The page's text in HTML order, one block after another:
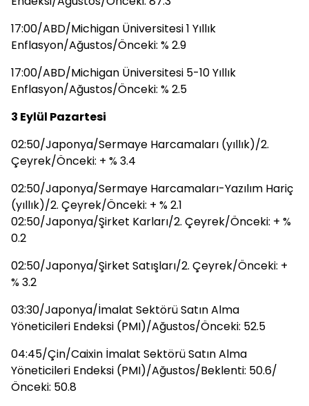
17:00/ABD/Michigan Üniversitesi 1 Yıllık
Enflasyon/Ağustos/Önceki: % 2.9
17:00/ABD/Michigan Üniversitesi 5-10 Yıllık
Enflasyon/Ağustos/Önceki: % 2.5
3 Eylül Pazartesi
02:50/Japonya/Sermaye Harcamaları (yıllık)/2.
Çeyrek/Önceki: + % 3.4
02:50/Japonya/Sermaye Harcamaları-Yazılım Hariç
(yıllık)/2. Çeyrek/Önceki: + % 2.1
02:50/Japonya/Şirket Karları/2. Çeyrek/Önceki: + %
0.2
02:50/Japonya/Şirket Satışları/2. Çeyrek/Önceki: +
% 3.2
03:30/Japonya/İmalat Sektörü Satın Alma
Yöneticileri Endeksi (PMI)/Ağustos/Önceki: 52.5
04:45/Çin/Caixin İmalat Sektörü Satın Alma
Yöneticileri Endeksi (PMI)/Ağustos/Beklenti: 50.6/
Önceki: 50.8